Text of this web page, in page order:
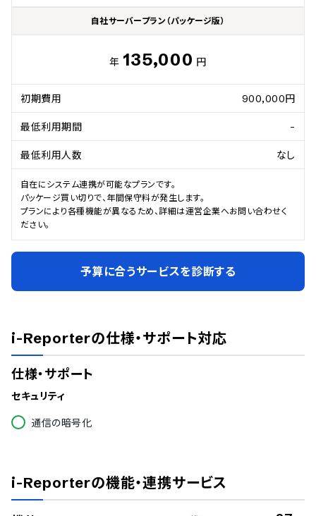
自社サーバープラン（パッケージ版）
年 135,000 円
初期費用 900,000円
最低利用期間 -
最低利用人数 なし
自在にシステム連携が可能なプランです。
パッケージ買い切りで、年間保守料が発生します。
プランにより各種機能が異なるため、詳細は運営企業へお問い合わせく
ださい。
予算に合うサービスを診断する
i-Reporterの仕様・サポート対応
仕様・サポート
セキュリティ
通信の暗号化
i-Reporterの機能・連携サービス